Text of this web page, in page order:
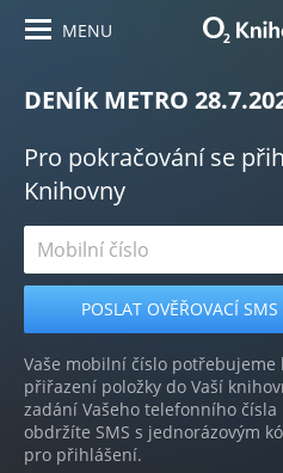
MENU
DENÍK METRO
Pro pokračování se
Knihovny
Vaše mobilní číslo potřebujeme
přiřazení položky do Vaší
zadání Vašeho telefonního čísla
obdržíte SMS s jednorázovým
pro přihlášení.